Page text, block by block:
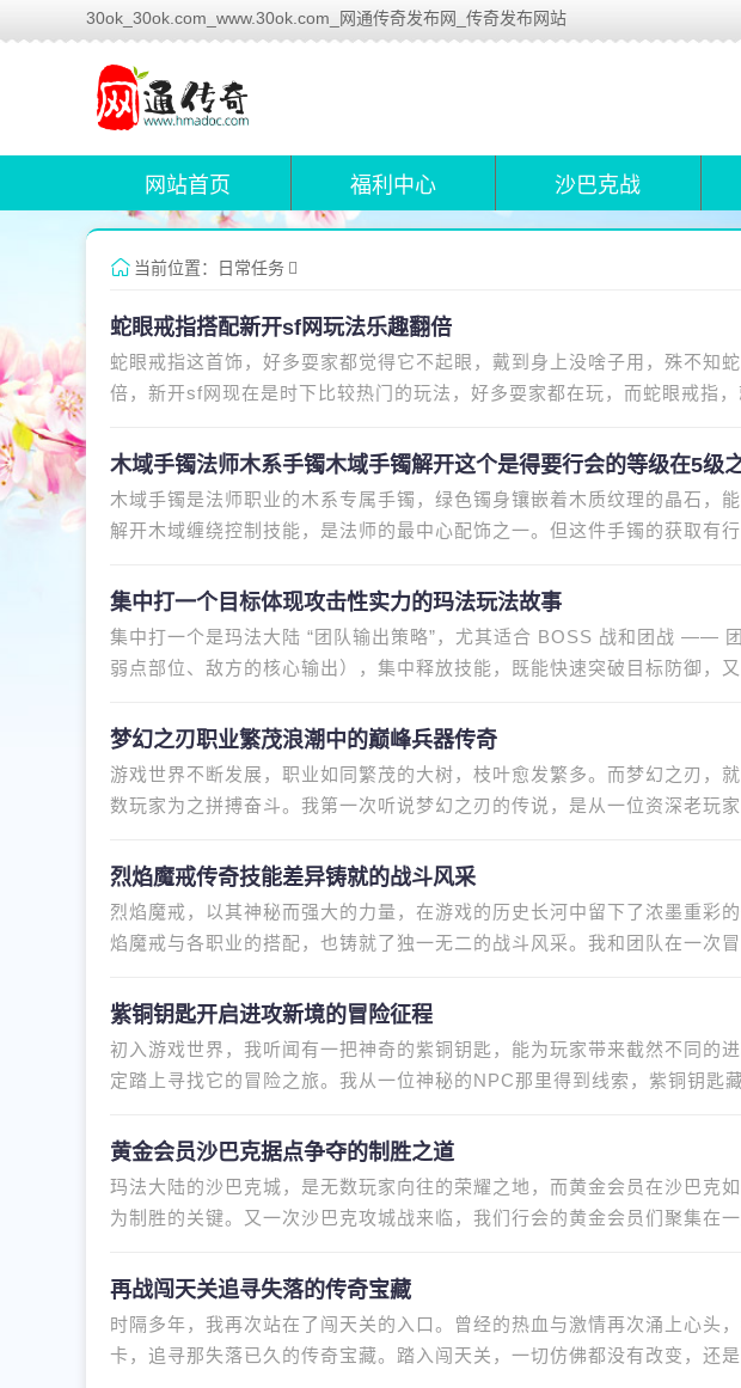
30ok_30ok.com_www.30ok.com_网通传奇发布网_传奇发布网站
网站首页 福利中心 沙巴克战
当前位置： 日常任务
蛇眼戒指搭配新开sf网玩法乐趣翻倍
蛇眼戒指这首饰，好多耍家都觉得它不起眼，戴到身上没啥子用，殊不知
倍，新开sf网现在是时下比较热门的玩法，好多耍家都在玩，而蛇眼戒指
木域手镯法师木系手镯木域手镯解开这个是得要行会的等级在5级
可以开启了
木域手镯是法师职业的木系专属手镯，绿色镯身镶嵌着木质纹理的晶石，
解开木域缠绕控制技能，是法师的最中心配饰之一。但这件手镯的获取有
集中打一个目标体现攻击性实力的玛法玩法故事
集中打一个是玛法大陆 “团队输出策略”，尤其适合 BOSS 战和团战 ——
弱点部位、敌方的核心输出），集中释放技能，既能快速突破目标防御，
梦幻之刃职业繁茂浪潮中的巅峰兵器传奇
游戏世界不断发展，职业如同繁茂的大树，枝叶愈发繁多。而梦幻之刃，
数玩家为之拼搏奋斗。我第一次听说梦幻之刃的传说，是从一位资深老玩
烈焰魔戒传奇技能差异铸就的战斗风采
烈焰魔戒，以其神秘而强大的力量，在游戏的历史长河中留下了浓墨重彩
焰魔戒与各职业的搭配，也铸就了独一无二的战斗风采。我和团队在一次
紫铜钥匙开启进攻新境的冒险征程
初入游戏世界，我听闻有一把神奇的紫铜钥匙，能为玩家带来截然不同的
定踏上寻找它的冒险之旅。我从一位神秘的NPC那里得到线索，紫铜钥匙
黄金会员沙巴克据点争夺的制胜之道
玛法大陆的沙巴克城，是无数玩家向往的荣耀之地，而黄金会员在沙巴克
为制胜的关键。又一次沙巴克攻城战来临，我们行会的黄金会员们聚集在
再战闯天关追寻失落的传奇宝藏
时隔多年，我再次站在了闯天关的入口。曾经的热血与激情再次涌上心头
卡，追寻那失落已久的传奇宝藏。踏入闯天关，一切仿佛都没有改变，还